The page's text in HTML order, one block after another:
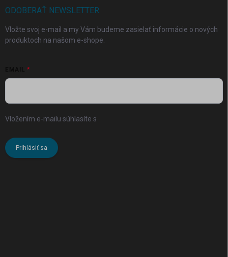
ODOBERAŤ NEWSLETTER
Vložte svoj e-mail a my Vám budeme zasielať informácie o nových
produktoch na našom e-shope.
Vložením e-mailu súhlasíte s
Prihlásiť sa